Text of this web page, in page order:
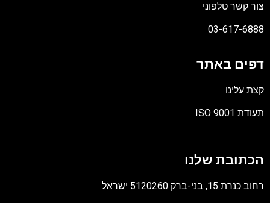
צור קשר טלפוני
03-617-6888
דפים באתר
קצת עלינו
תעודת ISO 9001
PDF
הכתובת שלנו
רחוב כנרת 15, בני-ברק 5120260 ישראל